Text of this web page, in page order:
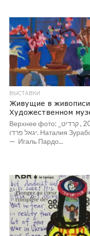
ВЫСТАВКИ
Живущие в
Художественном
Верхнее фото: נטליה זורבובה, הציור האחרון של שבע, 2022 , קרדיט_
יגאל פרדו. Наталия Зурабова. Последний рисунок Шевы. Фото
— Игаль Пардо...